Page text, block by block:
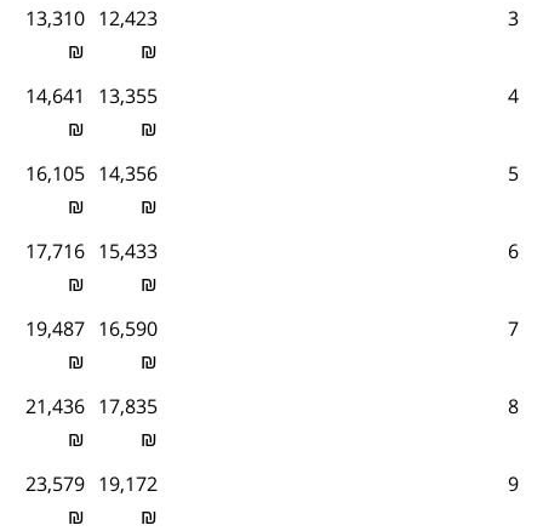
3
12,423
₪
13,310
₪
4
13,355
₪
14,641
₪
5
14,356
₪
16,105
₪
6
15,433
₪
17,716
₪
7
16,590
₪
19,487
₪
8
17,835
₪
21,436
₪
9
19,172
₪
23,579
₪